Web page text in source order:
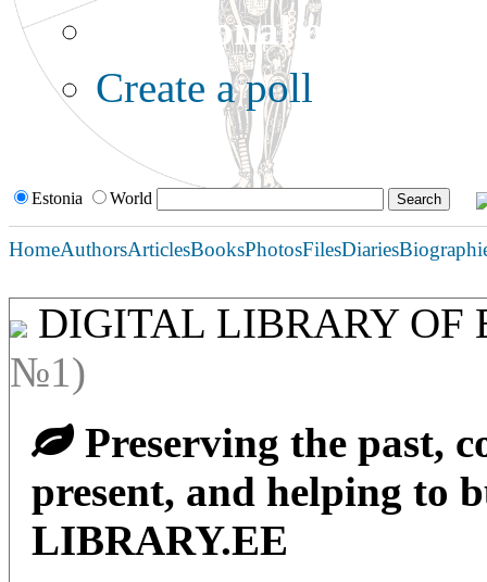
Additional options:
Create a poll
Estonia World
HomeAuthorsArticlesBooksPhotosFilesDiaries
DIGITAL LIBRARY OF
№1)
Preserving the past,
present, and helping to
LIBRARY.EE